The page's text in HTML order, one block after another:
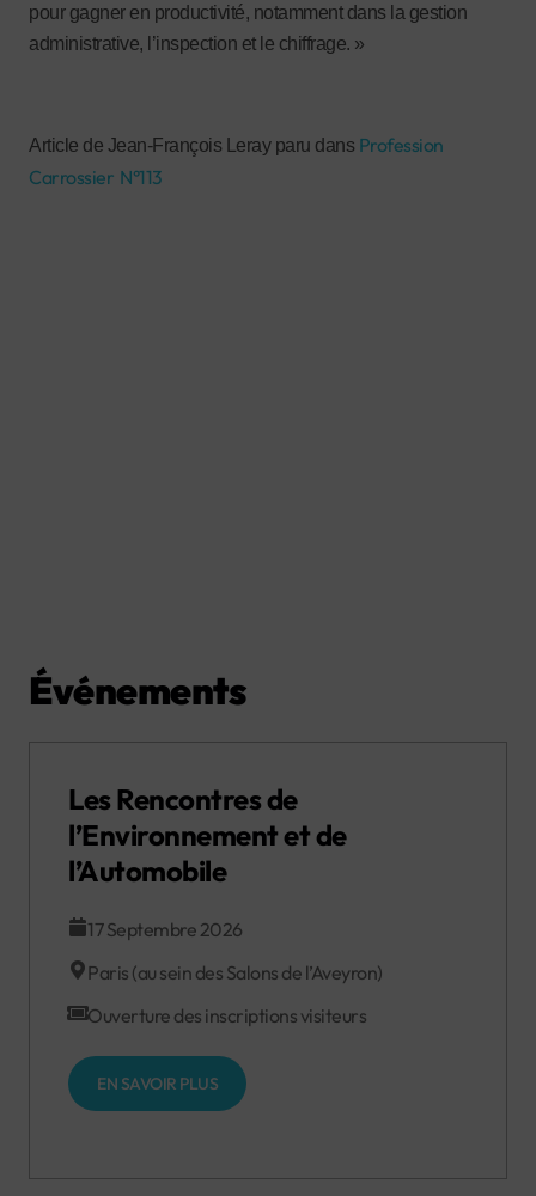
pour gagner en productivité, notamment dans la gestion
administrative, l’inspection et le chiffrage. »
Article de Jean-François Leray paru dans Profession
Carrossier N°113
Événements
Les Rencontres de
l’Environnement et de
l’Automobile
17 Septembre 2026
Paris (au sein des Salons de l’Aveyron)
Ouverture des inscriptions visiteurs
EN SAVOIR PLUS